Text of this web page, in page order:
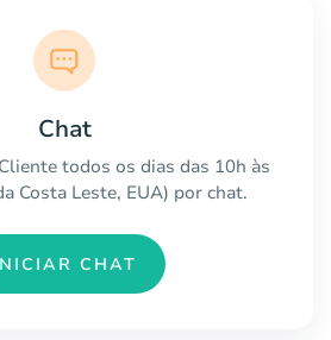
Chat
todos os dias das 10h às
Costa Leste, EUA) por chat.
CHAT